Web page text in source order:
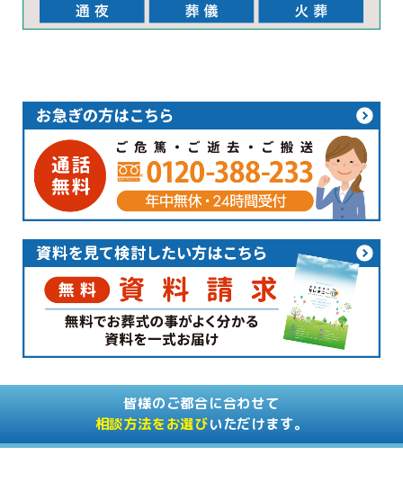
皆様のご都合に合わせて
相談方法をお選びいただけます。